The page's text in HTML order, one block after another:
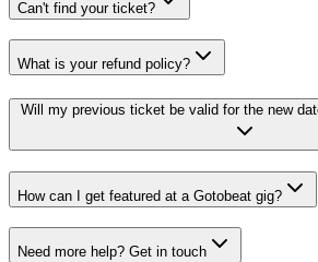
Can't find your ticket?
What is your refund policy?
Will my previous ticket be valid for the new
How can I get featured at a Gotobeat gig?
Need more help? Get in touch